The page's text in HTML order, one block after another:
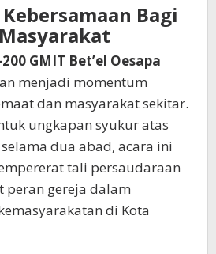
Bagi
GMIT Bet’el Oesapa
menjadi momentum
dan masyarakat sekitar.
ungkapan syukur atas
dua abad, acara ini
tali persaudaraan
peran gereja dalam
di Kota